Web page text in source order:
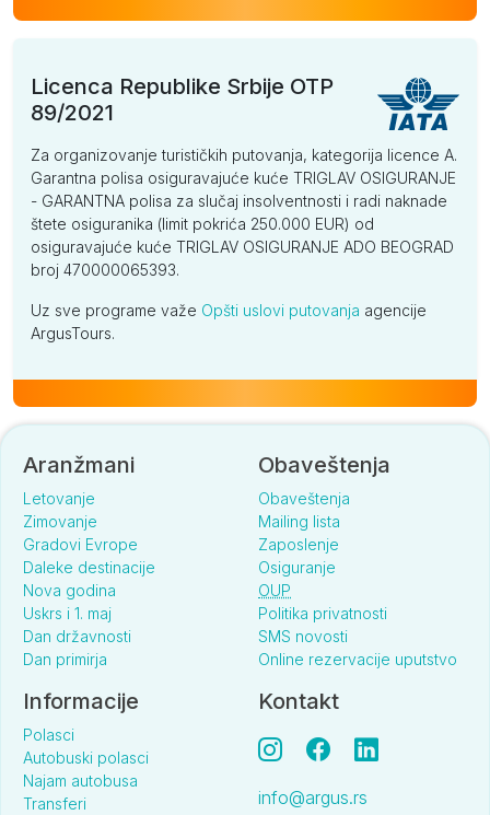
Licenca Republike Srbije OTP
89/2021
Za organizovanje turističkih putovanja, kategorija licence A.
Garantna polisa osiguravajuće kuće TRIGLAV OSIGURANJE
- GARANTNA polisa za slučaj insolventnosti i radi naknade
štete osiguranika (limit pokrića 250.000 EUR) od
osiguravajuće kuće TRIGLAV OSIGURANJE ADO BEOGRAD
broj 470000065393.
Uz sve programe važe Opšti uslovi putovanja agencije
ArgusTours.
Aranžmani
Letovanje
Zimovanje
Gradovi Evrope
Daleke destinacije
Nova godina
Uskrs i 1. maj
Dan državnosti
Dan primirja
Obaveštenja
Obaveštenja
Mailing lista
Zaposlenje
Osiguranje
OUP
Politika privatnosti
SMS novosti
Online rezervacije uputstvo
Informacije
Polasci
Autobuski polasci
Najam autobusa
Transferi
Kontakt
info@argus.rs